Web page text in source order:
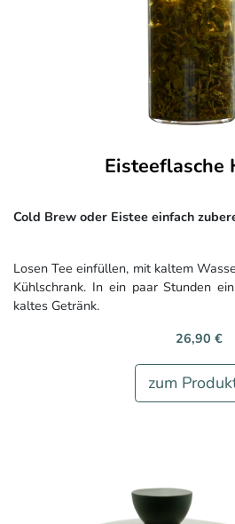
Eisteeflasche
Cold Brew oder Eistee einfach
Losen Tee einfüllen, mit kaltem
Kühlschrank. In ein paar Stunden
kaltes Getränk.
26,90 €
zum